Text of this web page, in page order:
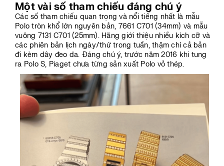
Một vài số tham chiếu đáng chú ý
Các số tham chiếu quan trọng và nổi tiếng nhất là mẫu
Polo tròn khổ lớn nguyên bản, 7661 C701 (34mm) và mẫu
vuông 7131 C701 (25mm). Hãng giới thiệu nhiều kích cỡ và
các phiên bản lịch ngày/thứ trong tuần, thậm chí cả bản
đi kèm dây đeo da. Đáng chú ý, trước năm 2016 khi tung
ra Polo S, Piaget chưa từng sản xuất Polo vỏ thép.